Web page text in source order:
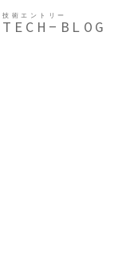
技術エントリー
TECH-BLOG